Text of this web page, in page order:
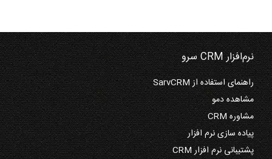
نرم‌افزار CRM سرو
راهنمای استفاده از SarvCRM
مشاهده دمو
مشاوره CRM
پیاده سازی نرم افزار
پشتیبانی نرم افزار CRM